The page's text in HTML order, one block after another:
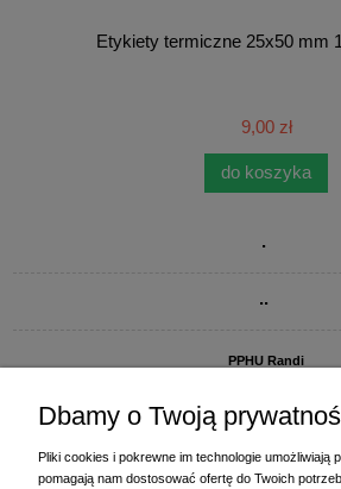
Etykiety termiczne 25x50 mm
9,00 zł
do koszyka
.
..
PPHU Randi
Dbamy o Twoją
Pliki cookies i pokrewne im technologie umożliwiają
pomagają nam dostosować ofertę do Twoich